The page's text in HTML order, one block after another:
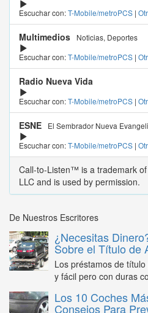
Escuchar con:T-Mobile/metroPCS |
Multimedios
Noticias, Deportes
Escuchar con:T-Mobile/metroPCS |
Radio Nueva Vida
Escuchar con:T-Mobile/metroPCS |
ESNE
El Sembrador Nueva
Escuchar con:T-Mobile/metroPCS |
Call-to-Listen™ is a trademark
LLC and is used by permission.
De Nuestros Escritores
¿Necesitas
Sobre el Título de
Los préstamos de
y fácil pero con duras
Los 10 Coches
Consejos Para